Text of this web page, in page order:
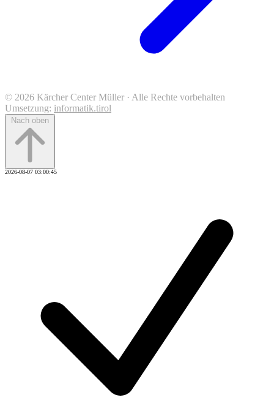
© 2026 Kärcher Center Müller · Alle Rechte vorbehalten
Umsetzung: informatik.tirol
Nach oben
2026-08-07 03:00:45